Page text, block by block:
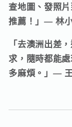
查地圖、發照片
推薦！」— 林小
「去澳洲出差，
求， 隨時都能
多麻煩。」— 王